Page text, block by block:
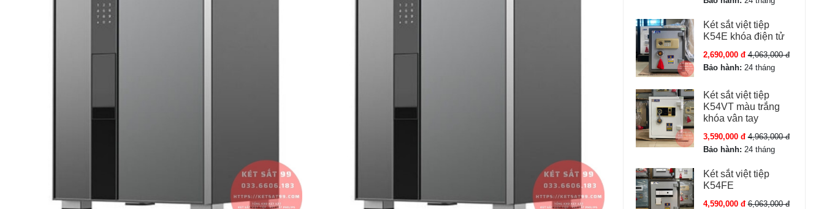
Két sắt việt tiệp
K54E khóa điện tử
2,690,000 đ 4,063,000 đ
Bảo hành: 24 tháng
Két sắt việt tiệp
K54VT màu trắng
khóa vân tay
3,590,000 đ 4,963,000 đ
Bảo hành: 24 tháng
Két sắt việt tiệp
K54FE
4,590,000 đ 6,063,000 đ